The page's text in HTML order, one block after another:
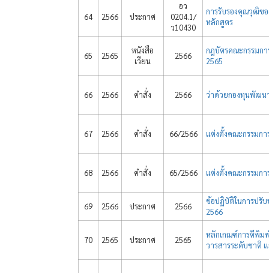
64 2566 ประกาศ
อว
0204.1/
ว10430
การรับรองคุณวุฒิข
หลักสูตร
65 2565
หนังสือ
เวียน
2566
กฎบัตรคณะกรรมก
2565
66 2566 คำสั่ง 2566 ว่าด้วยกองทุนพัฒ
67 2566 คำสั่ง 66/2566 แต่งตั้งคณะกรรมก
68 2566 คำสั่ง 65/2566 แต่งตั้งคณะกรรมก
69 2566 ประกาศ 2566
ข้อปฏิบัติในการปรั
2566
70 2565 ประกาศ 2565
หลักเกณฑ์การตีพิม
วารสารระดับชาติ